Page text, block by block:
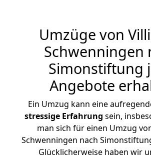
Umzüge von
Schwenningen
Simonstiftung
Angebote
Ein Umzug kann eine
stressige Erfahrung sein,
man sich für einen Umzug
Schwenningen nach
Glücklicherweise haben wir